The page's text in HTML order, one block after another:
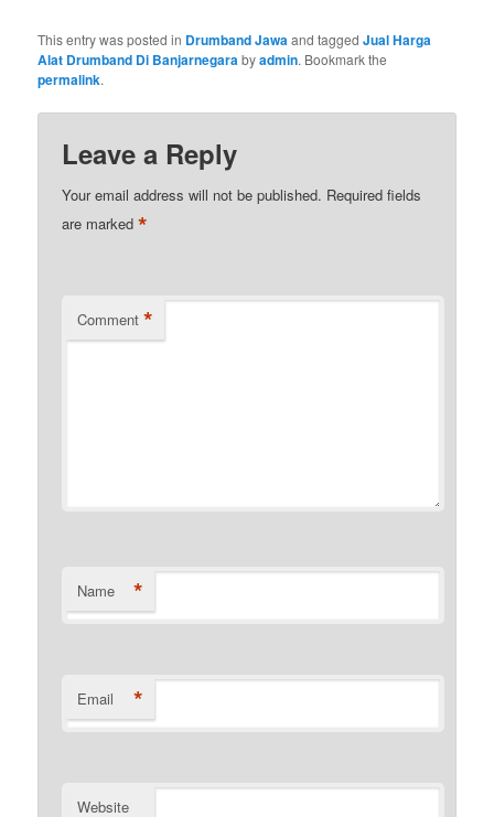
This entry was posted in Drumband Jawaand taggedJual Harga
Alat Drumband Di Banjarnegarabyadmin. Bookmark the
permalink.
Leave a Reply
Your email address will not be published. Required fields
are marked*
Comment *
Name *
Email *
Website